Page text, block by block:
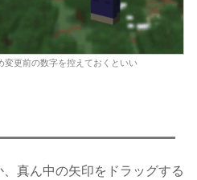
変更前の数字を控えておくといい
真ん中の矢印をドラッグする